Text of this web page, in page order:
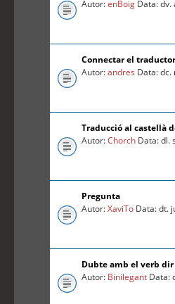
Autor:enBoig Data: dv.
Connectar el
Autor:andres Data: dc.
Traducció al castellà
Autor:Chorch Data: dl.
Pregunta
Autor:XaviTo Data: dt.
Dubte amb el verb dir
Autor: Binilegant Data: